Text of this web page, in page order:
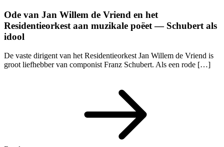
Ode van Jan Willem de Vriend en het
Residentieorkest aan muzikale poëet — Schubert als
idool
De vaste dirigent van het Residentieorkest Jan Willem de Vriend is
groot liefhebber van componist Franz Schubert. Als een rode […]